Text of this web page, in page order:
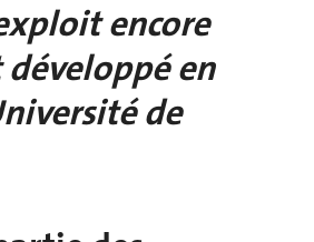
encore
en
de